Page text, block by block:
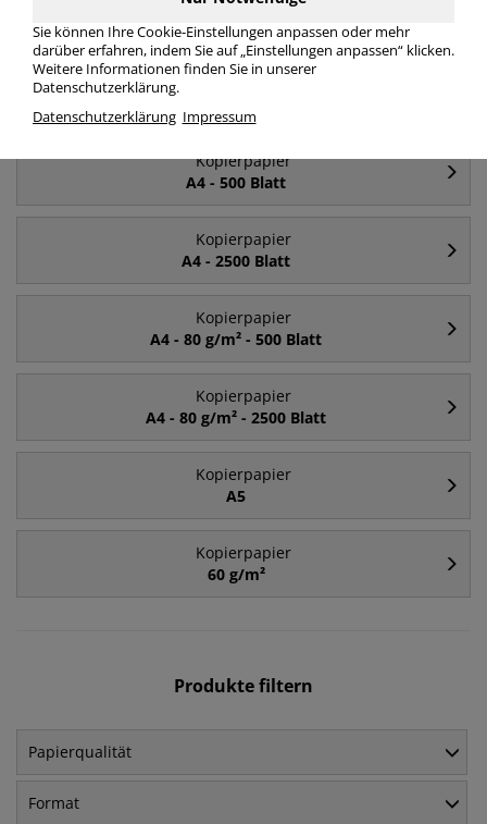
A4
Kopierpapier
A4 - 500 Blatt
Kopierpapier
A4 - 2500 Blatt
Kopierpapier
A4 - 80 g/m² - 500 Blatt
Kopierpapier
A4 - 80 g/m² - 2500 Blatt
Kopierpapier
A5
Kopierpapier
60 g/m²
Produkte filtern
Papierqualität
Format
Sie können Ihre Cookie-Einstellungen anpassen oder mehr
darüber erfahren, indem Sie auf „Einstellungen anpassen“ klicken.
Weitere Informationen finden Sie in unserer
Datenschutzerklärung.
Datenschutzerklärung Impressum